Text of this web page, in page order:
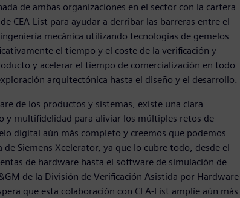
de ambas organizaciones en el sector con la cartera
CEA-List para ayudar a derribar las barreras entre el
mecánica utilizando tecnologías de gemelos
el tiempo y el coste de la verificación y
y acelerar el tiempo de comercialización en todo
arquitectónica hasta el diseño y el desarrollo.
de los productos y sistemas, existe una clara
y multifidelidad para aliviar los múltiples retos de
digital aún más completo y creemos que podemos
Siemens Xcelerator, ya que lo cubre todo, desde el
de hardware hasta el software de simulación de
de la División de Verificación Asistida por Hardware
que esta colaboración con CEA-List amplíe aún más